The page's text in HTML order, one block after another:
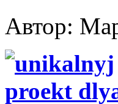
Автор: